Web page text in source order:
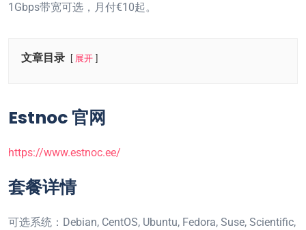
1Gbps带宽可选，月付€10起。
文章目录 展开
Estnoc 官网
https://www.estnoc.ee/
套餐详情
可选系统：Debian, CentOS, Ubuntu, Fedora, Suse, Scientific,